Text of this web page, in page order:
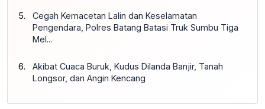
Cegah Kemacetan Lalin dan Keselamatan
Pengendara, Polres Batang Batasi Truk Sumbu Tiga
Mel...
Akibat Cuaca Buruk, Kudus Dilanda Banjir, Tanah
Longsor, dan Angin Kencang